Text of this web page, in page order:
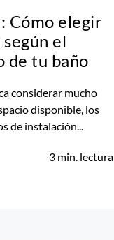
Cómo elegir
el
de tu baño
considerar mucho
disponible, los
de instalación...
3 min. lectura